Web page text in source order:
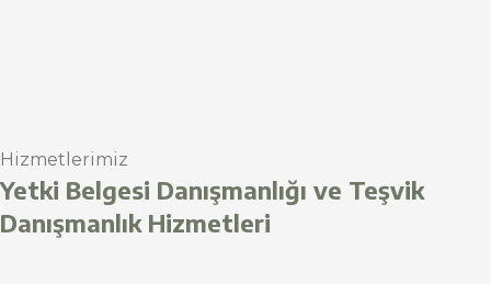
Hizmetlerimiz
Yetki Belgesi Danışmanlığı ve Teşvik
Danışmanlık Hizmetleri